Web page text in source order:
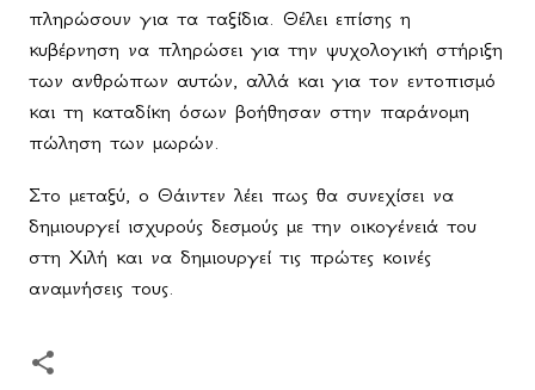
πληρώσουν για τα ταξίδια. Θέλει επίσης η
κυβέρνηση να πληρώσει για την ψυχολογική στήριξη
των ανθρώπων αυτών, αλλά και για τον εντοπισμό
και τη καταδίκη όσων βοήθησαν στην παράνομη
πώληση των μωρών.
Στο μεταξύ, ο Θάιντεν λέει πως θα συνεχίσει να
δημιουργεί ισχυρούς δεσμούς με την οικογένειά του
στη Χιλή και να δημιουργεί τις πρώτες κοινές
αναμνήσεις τους.